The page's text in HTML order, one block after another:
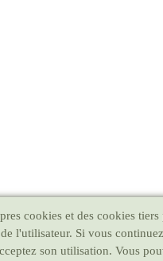
cookies et des cookies tiers
l'utilisateur. Si vous
son utilisation. Vous